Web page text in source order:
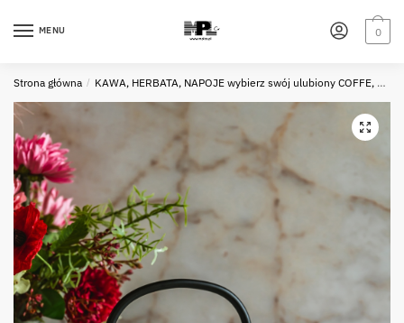
MENU 0
Strona główna / KAWA, HERBATA, NAPOJE wybierz swój ulubiony COFFE, TEA, DRINKS choose your favourite one